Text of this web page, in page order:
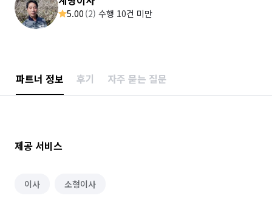
5.00 (2) 수행 10건 미만
파트너 정보 후기 자주 묻는 질문
제공 서비스
이사 소형이사